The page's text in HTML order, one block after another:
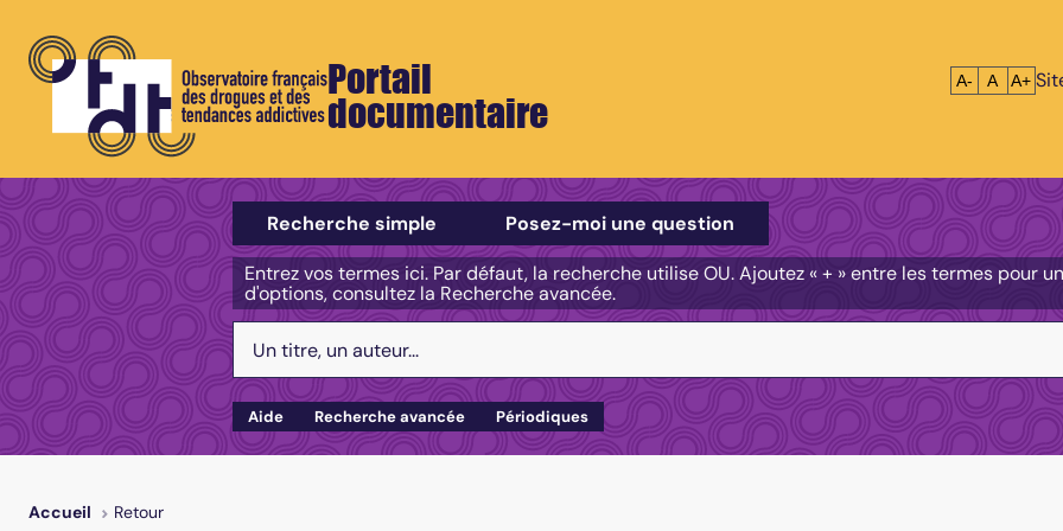
Portail
documentaire
Réduire le
A- A A+
Sélectionner un type de recherche
Recherche simple
Posez-moi une question
Entrez vos termes ici. Par défaut, la recherche utilise OU. Ajoutez « + » entre les termes pour
d'options, consultez la Recherche avancée.
Aide Recherche avancée Périodiques
Accueil Retour